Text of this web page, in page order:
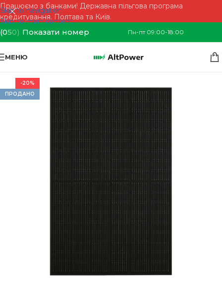
Skip to navigation
Skip to main content
Працюємо з банками! Державна пільгова програма
кредитування. Полтава та Київ.
(050) Показати номер Пн-пт 09:00-18:00
МЕНЮ
-20%
ПРОДАНО